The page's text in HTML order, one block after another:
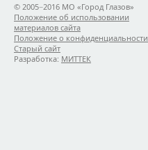
© 2005−2016 МО «Город Глазов»
Положение об использовании
материалов сайта
Положение о конфиденциальности
Старый сайт
Разработка: МИТТЕК